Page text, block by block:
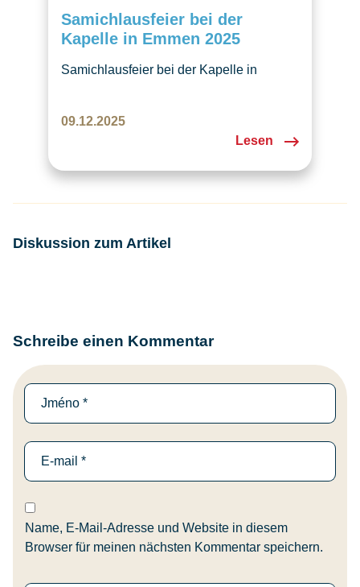
Samichlausfeier bei der
Kapelle in Emmen 2025
Samichlausfeier bei der Kapelle in
09.12.2025
Lesen
Diskussion zum Artikel
Schreibe einen Kommentar
Name, E-Mail-Adresse und Website in diesem
Browser für meinen nächsten Kommentar speichern.